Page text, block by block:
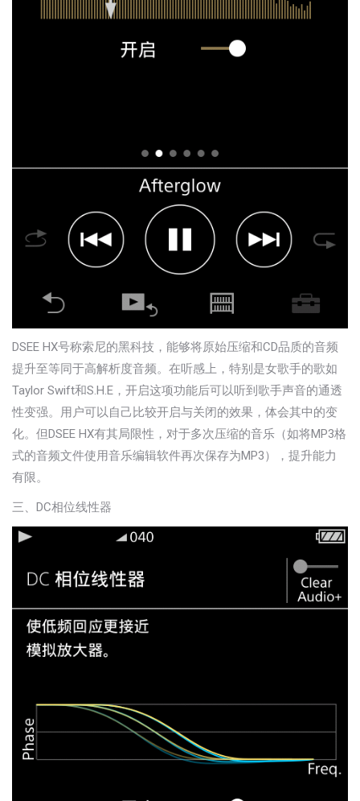
DSEE HX号称索尼的黑科技，能够将原始压缩和CD品质的音频
提升至等同于高解析度音频。在听感上，特别是女歌手的歌如
Taylor Swift和S.H.E，开启这项功能后可以听到歌手声音的通透
性变强。用户可以自己比较开启与关闭的效果，体会其中的变
化。但DSEE HX有其局限性，对于多次压缩的音乐（如将MP3格
式的音频文件使用音乐编辑软件再次保存为MP3），提升能力
有限。
三、DC相位线性器